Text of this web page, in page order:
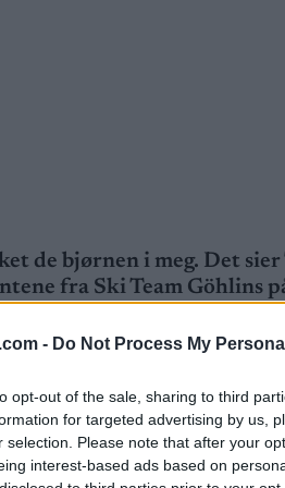
- Do Not Process My
opt-out of the sale, sharing to third
for targeted advertising by us,
selection. Please note that after your
interest-based ads based on
de bjørnen i meg. Det
fra Ski Team Göhlins
dannet Novak en trio som